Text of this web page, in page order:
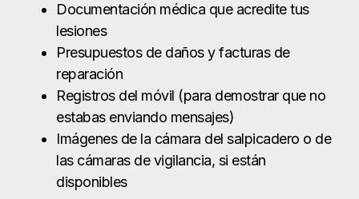
Documentación médica que acredite tus
lesiones
Presupuestos de daños y facturas de
reparación
Registros del móvil (para demostrar que no
estabas enviando mensajes)
Imágenes de la cámara del salpicadero o de
las cámaras de vigilancia, si están
disponibles